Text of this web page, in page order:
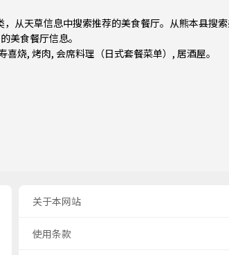
，从天草信息中搜索推荐的美食餐厅。从熊本县搜索
美食餐厅信息。
喜烧, 烤肉, 会席料理（日式套餐菜单） , 居酒屋。
关于本网站
使用条款